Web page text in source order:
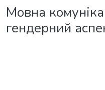
Мовна
гендерний